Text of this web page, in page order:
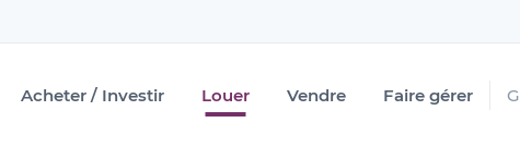
Acheter / Investir Louer Vendre Faire gérer